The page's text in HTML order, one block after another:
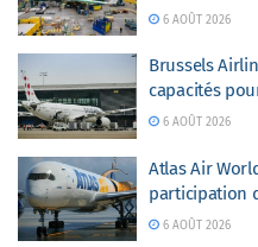
6 AOÛT 2026
Brussels
capacités
6 AOÛT 2026
Atlas Air
participation
6 AOÛT 2026